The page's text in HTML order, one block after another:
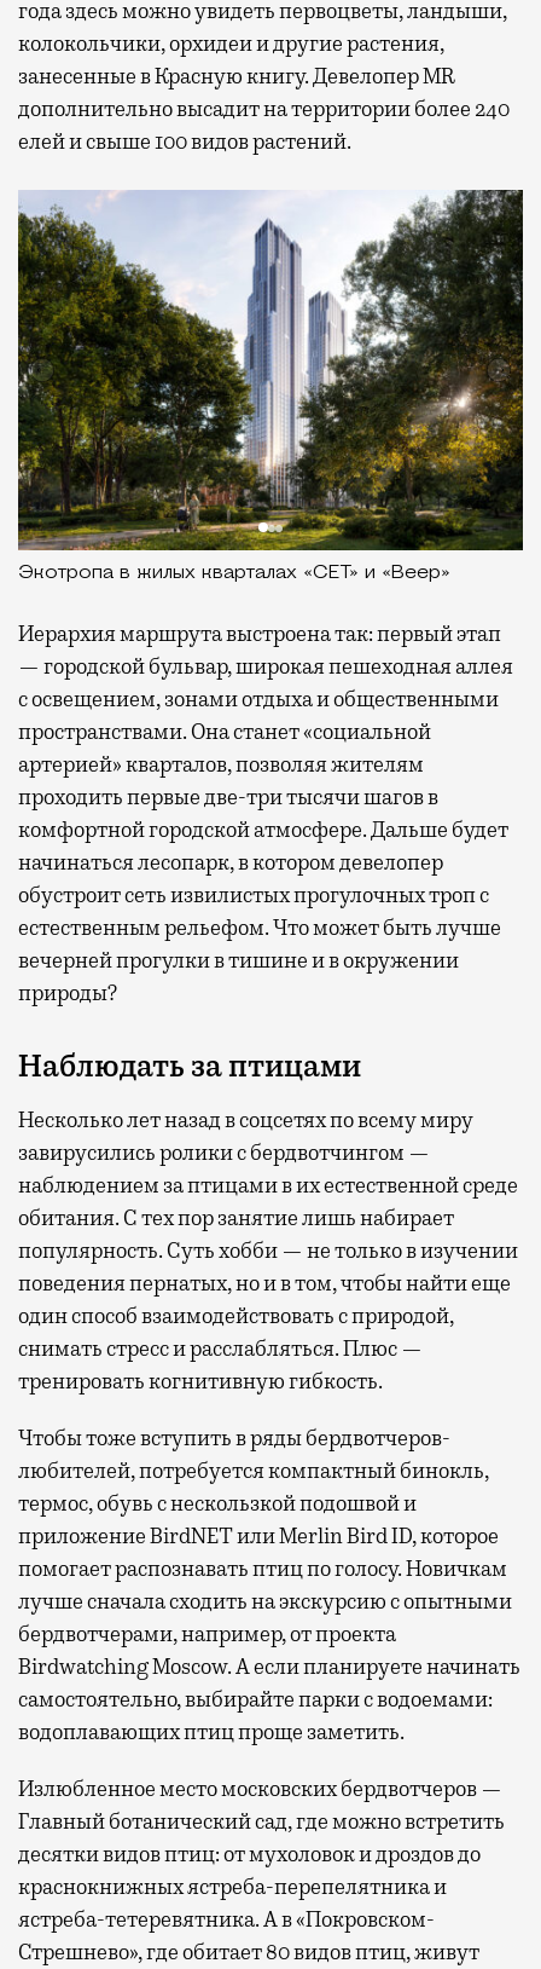
года здесь можно увидеть первоцветы, ландыши,
колокольчики, орхидеи и другие растения,
занесенные в Красную книгу. Девелопер MR
дополнительно высадит на территории более 240
елей и свыше 100 видов растений.
Экотропа в жилых кварталах «СЕТ» и «Веер»
Иерархия маршрута выстроена так: первый этап
— городской бульвар, широкая пешеходная аллея
с освещением, зонами отдыха и общественными
пространствами. Она станет «социальной
артерией» кварталов, позволяя жителям
проходить первые две-три тысячи шагов в
комфортной городской атмосфере. Дальше будет
начинаться лесопарк, в котором девелопер
обустроит сеть извилистых прогулочных троп с
естественным рельефом. Что может быть лучше
вечерней прогулки в тишине и в окружении
природы?
Наблюдать за птицами
Несколько лет назад в соцсетях по всему миру
завирусились ролики с бердвотчингом —
наблюдением за птицами в их естественной среде
обитания. С тех пор занятие лишь набирает
популярность. Суть хобби — не только в изучении
поведения пернатых, но и в том, чтобы найти еще
один способ взаимодействовать с природой,
снимать стресс и расслабляться. Плюс —
тренировать когнитивную гибкость.
Чтобы тоже вступить в ряды бердвотчеров-
любителей, потребуется компактный бинокль,
термос, обувь с нескользкой подошвой и
приложение BirdNET или Merlin Bird ID, которое
помогает распознавать птиц по голосу. Новичкам
лучше сначала сходить на экскурсию с опытными
бердвотчерами, например, от проекта
Birdwatching Moscow. А если планируете начинать
самостоятельно, выбирайте парки с водоемами:
водоплавающих птиц проще заметить.
Излюбленное место московских бердвотчеров —
Главный ботанический сад, где можно встретить
десятки видов птиц: от мухоловок и дроздов до
краснокнижных ястреба-перепелятника и
ястреба-тетеревятника. А в «Покровском-
Стрешнево», где обитает 80 видов птиц, живут